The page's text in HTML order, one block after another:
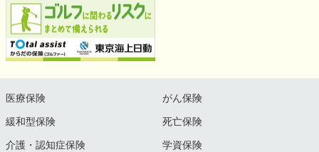
医療保険 がん保険
緩和型保険 死亡保険
介護・認知症保険 学資保険